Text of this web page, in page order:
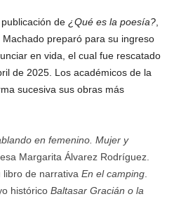
de ¿Qué es la poesía?,
preparó para su ingreso
en vida, el cual fue rescatado
de 2025. Los académicos de la
sucesiva sus obras más
en femenino. Mujer y
Margarita Álvarez Rodríguez.
libro de narrativa En el camping.
histórico Baltasar Gracián o la